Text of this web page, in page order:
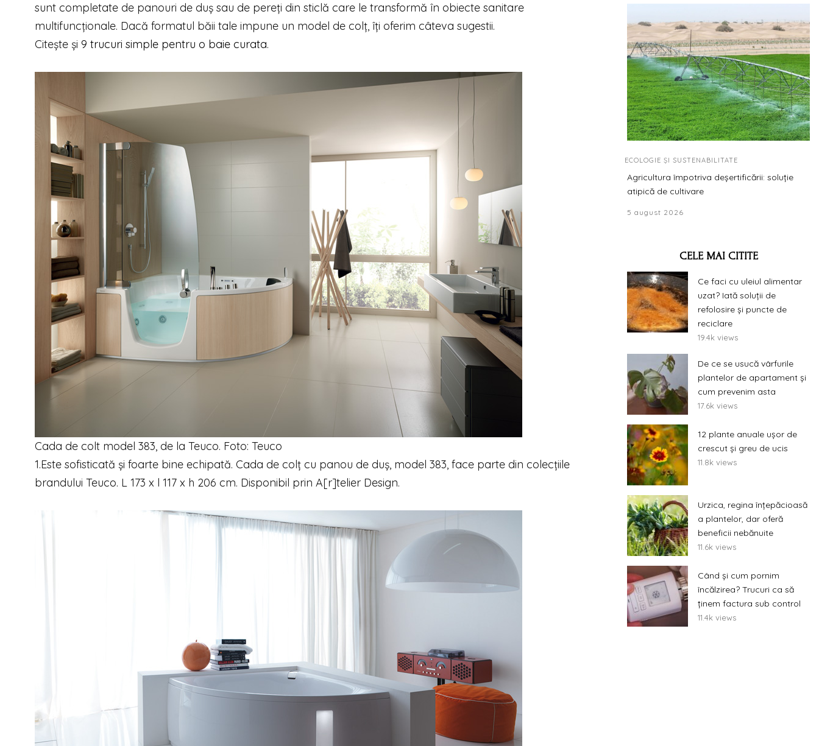
sunt completate de panouri de duș sau de pereți din sticlă care le transformă în obiecte sanitare
multifuncționale. Dacă formatul băii tale impune un model de colț, îți oferim câteva sugestii.
Citește și 9 trucuri simple pentru o baie curata.
Cada de colt model 383, de la Teuco. Foto: Teuco
1.Este sofisticată și foarte bine echipată. Cada de colț cu panou de duș, model 383, face parte din colecțiile
brandului Teuco. L 173 x l 117 x h 206 cm. Disponibil prin A[r]telier Design.
ECOLOGIE ȘI SUSTENABILITATE
Agricultura împotriva deșertificării: soluție
atipică de cultivare
5 august 2026
CELE MAI CITITE
Ce faci cu uleiul alimentar
uzat? Iată soluții de
refolosire și puncte de
reciclare
19.4k views
De ce se usucă vârfurile
plantelor de apartament și
cum prevenim asta
17.6k views
12 plante anuale ușor de
crescut și greu de ucis
11.8k views
Urzica, regina înțepăcioasă
a plantelor, dar oferă
beneficii nebănuite
11.6k views
Când și cum pornim
încălzirea? Trucuri ca să
ținem factura sub control
11.4k views